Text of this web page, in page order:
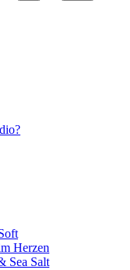
Herzen
Sea Salt